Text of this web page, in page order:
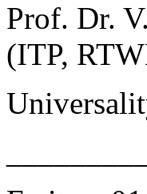
Prof. Dr.
(ITP,